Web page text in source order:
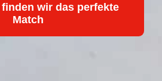
wir das perfekte
Match